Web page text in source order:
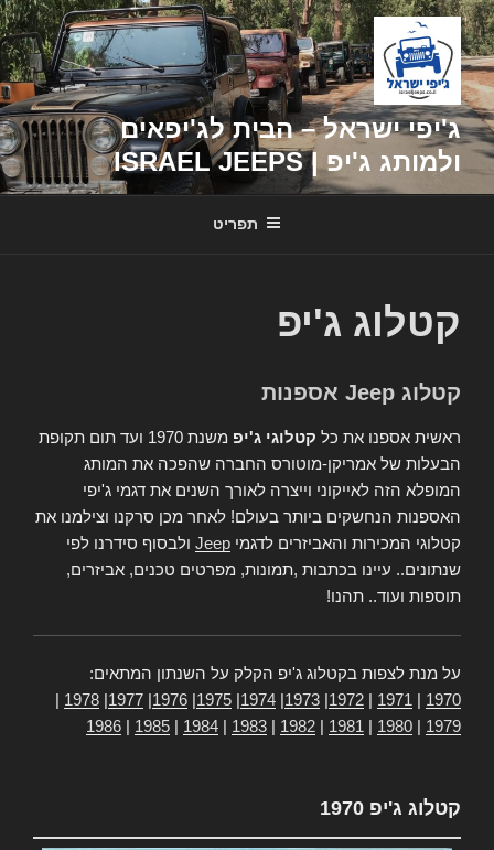
דילוג
לתוכן
ג'יפי ישראל – הבית לג'יפאים
ולמותג ג'יפ | ISRAEL JEEPS
תפריט
קטלוג ג'יפ
קטלוג Jeep אספנות
ראשית אספנו את כל קטלוגי ג'יפ
משנת 1970 ועד תום תקופת
הבעלות של אמריקן-מוטורס החברה שהפכה את המותג
המופלא הזה לאייקוני וייצרה לאורך השנים את דגמי ג'יפי
האספנות הנחשקים ביותר בעולם! לאחר מכן סרקנו וצילמנו את
קטלוגי המכירות והאביזרים לדגמי Jeep ולבסוף סידרנו לפי
שנתונים.. עיינו בכתבות ,תמונות, מפרטים טכנים, אביזרים,
תוספות ועוד.. תהנו!
על מנת לצפות בקטלוג ג'יפ הקלק על השנתון המתאים:
1970
1971
1972
1973
1974
1975
1976
1977
1978
1979
1980
1981
1982
1983
1984
1985
1986
קטלוג ג'יפ 1970